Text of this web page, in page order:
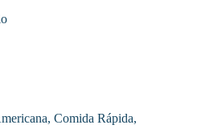
Comida Rápida,